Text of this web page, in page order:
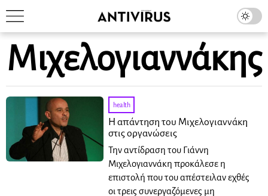
Μιχελογιαννάκης
health
Η απάντηση του Μιχελογιαννάκη
στις οργανώσεις
Την αντίδραση του Γιάννη
Μιχελογιαννάκη προκάλεσε η
επιστολή που του απέστειλαν εχθές
οι τρεις συνεργαζόμενες μη